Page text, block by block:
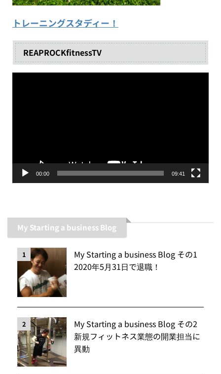
トレーニングスタディー！
REAPROCKfitnessTV
00:00 09:41
My Starting a business Blog
1
My Starting a business Blog その1
2020年5月31日で退職！
2
My Starting a business Blog その2
新規フィットネス業態の開業担当に
異動